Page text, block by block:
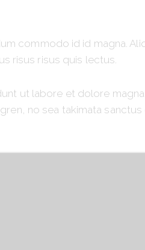
commodo id id magna.
risus risus quis lectus.
ut labore et dolore
no sea takimata